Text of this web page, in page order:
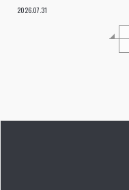
vol.112「特別企画
2026.07.31